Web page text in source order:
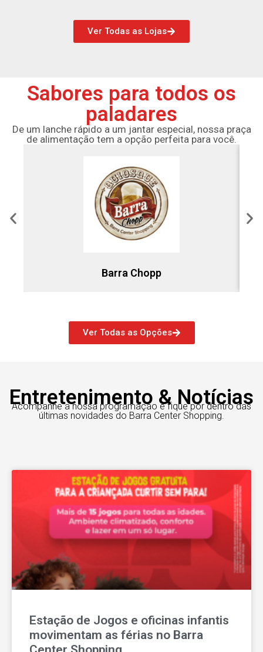
Ver Todas as Lojas
Sabores para todos os
paladares
De um lanche rápido a um jantar especial, nossa praça
de alimentação tem a opção perfeita para você.
Barra Chopp
Ver Todas as Opções
Entretenimento & Notícias
Acompanhe a nossa programação e fique por dentro das
últimas novidades do Barra Center Shopping.
Estação de Jogos e oficinas infantis
movimentam as férias no Barra